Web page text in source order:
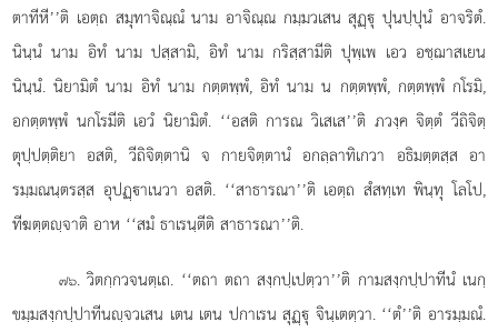
ตาทีหี’’ติ เอตฺถ สมุทาจิณฺณํ นาม อาจิณฺณ กมฺมวเสน สุฏฺุ ปุนปฺปุนํ อาจริตํ.
นินฺนํ นาม อิทํ นาม ปสฺสามิ, อิทํ นาม กริสฺสามีติ ปุพฺเพ เอว อชฺฌาสเยน
นินฺนํ. นิยามิตํ นาม อิทํ นาม กตฺตพฺพํ, อิทํ นาม น กตฺตพฺพํ, กตฺตพฺพํ กโรมิ,
อกตฺตพฺพํ นกโรมีติ เอวํ นิยามิตํ. ‘‘อสติ การณ วิเสเส’’ติ ภวงฺค จิตฺตํ วีถิจิตฺ
ตุปฺปตฺติยา อสติ, วีถิจิตฺตานิ จ กายจิตฺตานํ อกลฺลาทิเกวา อธิมตฺตสฺส อา
รมฺมณนฺตรสฺส อุปฏฺาเนวา อสติ. ‘‘สาธารณา’’ติ เอตฺถ สํสทฺเท พินฺทุ โลโป,
ทีฆตฺตฺจาติ อาห ‘‘สมํ ธาเรนฺตีติ สาธารณา’’ติ.
๗๖. วิตกฺกวจนตฺเถ. ‘‘ตถา ตถา สงฺกปฺเปตฺวา’’ติ กามสงฺกปฺปาทีนํ เนกฺ
ขมฺมสงฺกปฺปาทีนฺจวเสน เตน เตน ปกาเรน สุฏฺุ จินฺเตตฺวา. ‘‘ตํ’’ติ อารมฺมณํ.